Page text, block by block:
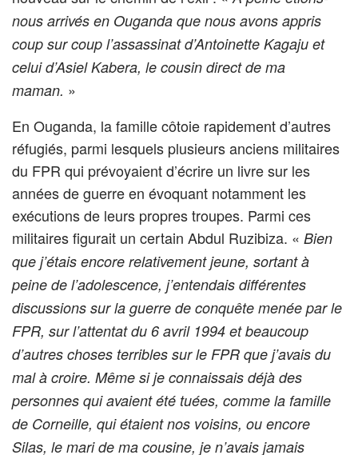
nous arrivés en Ouganda que nous avons appris
coup sur coup l’assassinat d’Antoinette Kagaju et
celui d’Asiel Kabera, le cousin direct de ma
maman. »
En Ouganda, la famille côtoie rapidement d’autres
réfugiés, parmi lesquels plusieurs anciens militaires
du FPR qui prévoyaient d’écrire un livre sur les
années de guerre en évoquant notamment les
exécutions de leurs propres troupes. Parmi ces
militaires figurait un certain Abdul Ruzibiza. « Bien
que j’étais encore relativement jeune, sortant à
peine de l’adolescence, j’entendais différentes
discussions sur la guerre de conquête menée par le
FPR, sur l’attentat du 6 avril 1994 et beaucoup
d’autres choses terribles sur le FPR que j’avais du
mal à croire. Même si je connaissais déjà des
personnes qui avaient été tuées, comme la famille
de Corneille, qui étaient nos voisins, ou encore
Silas, le mari de ma cousine, je n’avais jamais